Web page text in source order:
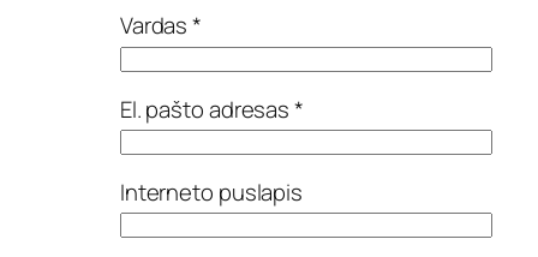
Vardas*
El. pašto adresas*
Interneto puslapis